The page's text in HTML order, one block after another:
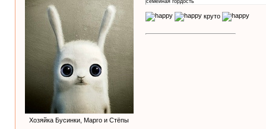
Хозяйка Бусинки, Марго и Стёпы
семейная гордость
круто